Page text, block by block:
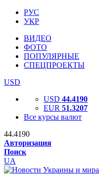
РУС
УКР
ВИДЕО
ФОТО
ПОПУЛЯРНЫЕ
СПЕЦПРОЕКТЫ
USD
USD 44.4190
EUR 51.3207
Все курсы валют
44.4190
Авторизация
Поиск
UA